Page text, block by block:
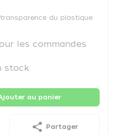
du plastique
les commandes
stock
au panier
share Partager